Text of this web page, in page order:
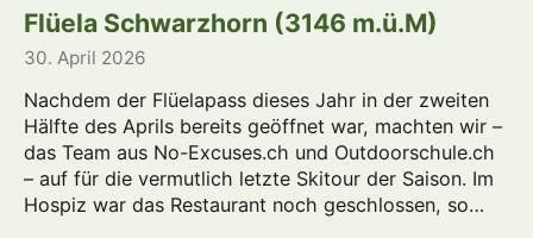
Flüela Schwarzhorn (3146 m.ü.M)
30. April 2026
Nachdem der Flüelapass dieses Jahr in der zweiten
Hälfte des Aprils bereits geöffnet war, machten wir –
das Team aus No-Excuses.ch und Outdoorschule.ch
– auf für die vermutlich letzte Skitour der Saison. Im
Hospiz war das Restaurant noch geschlossen, so…